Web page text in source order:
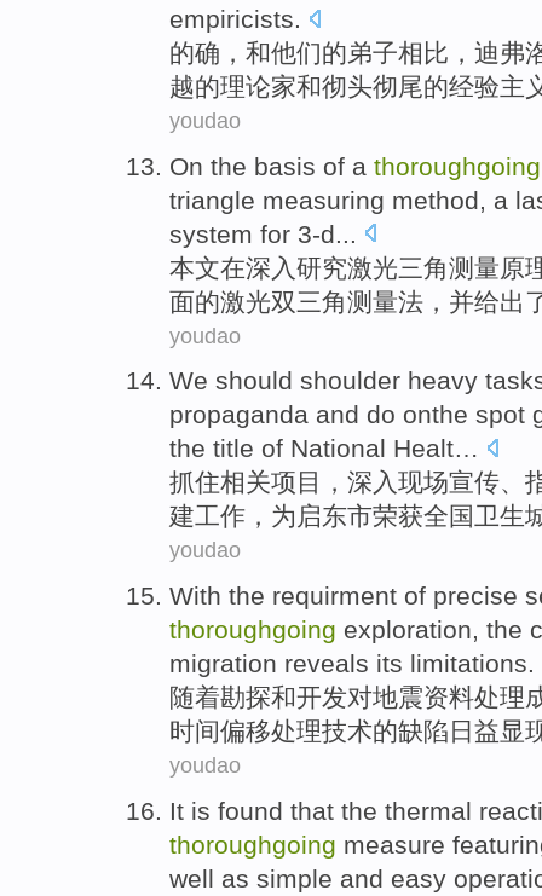
empiricists.
的确 ，和他们的弟子相比 ，迪弗
越的理论家和彻头彻尾的经验主
youdao
On the basis of a thoroughgoing
triangle measuring method a
system for 3-d
本文在深入 研究激光三角测量原
面的激光双三角测量法 ，并给出
youdao
We should shoulder heavy
propaganda and do onthe spot
the title of National Healt…
抓住相关项目， 深入现场宣传、
建工作 ，为 启东市荣获全国 卫生
youdao
With the requirment of precise
thoroughgoing exploration, the
migration reveals its limitations.
随着勘探和开发对地震资料处理
时间偏移处理技术的缺陷 日益显
youdao
It is found that the thermal
thoroughgoing measure
well as simple and easy